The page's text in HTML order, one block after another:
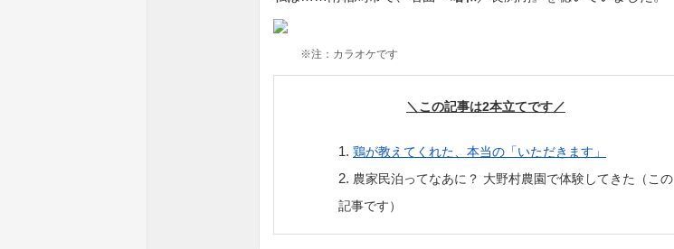
※注：カラオケです
＼この記事は2本立てです／
鶏が教えてくれた、本当の「いただきます」
農家民泊ってなあに？ 大野村農園で体験してきた（この
記事です）